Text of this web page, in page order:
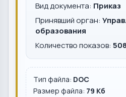
Вид документа: Приказ
Принявший орган:
образования
Количество показов:
Тип файла: DOC
Размер файла: 79 Кб